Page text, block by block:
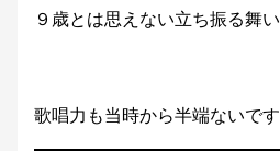
９歳とは思えない立ち振る舞い
歌唱力も当時から半端ないです